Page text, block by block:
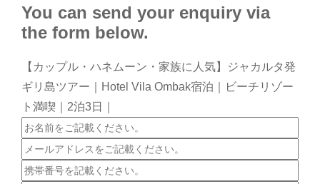
You can send your enquiry via
the form below.
【カップル・ハネムーン・家族に人気】ジャカルタ発
ギリ島ツアー｜Hotel Vila Ombak宿泊｜ビーチリゾー
ト満喫｜2泊3日｜